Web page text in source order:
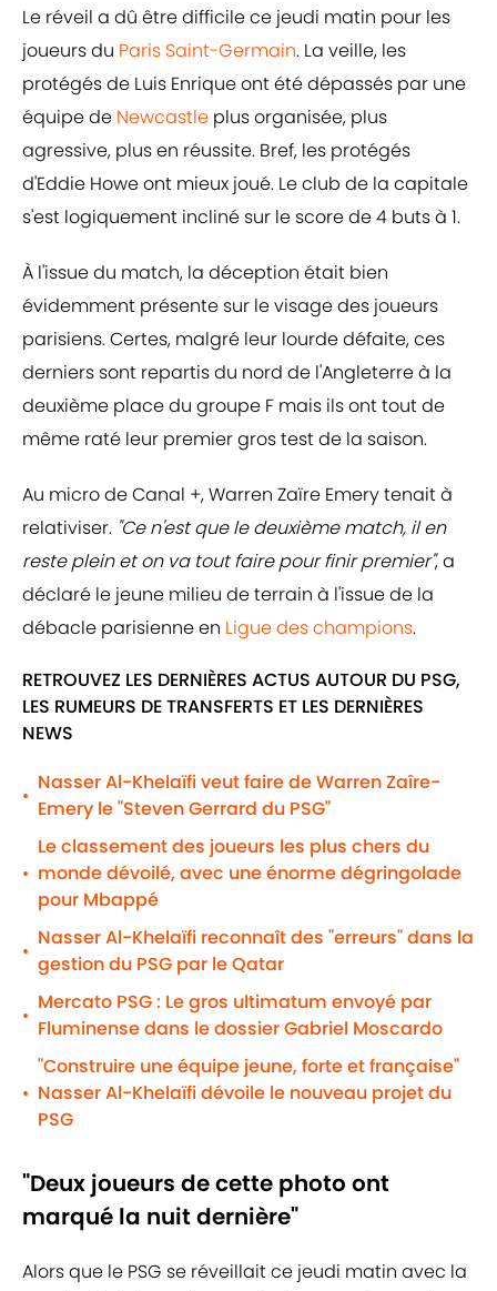
Le réveil a dû être difficile ce jeudi matin pour les
joueurs du Paris Saint-Germain. La veille, les
protégés de Luis Enrique ont été dépassés par une
équipe de Newcastle plus organisée, plus
agressive, plus en réussite. Bref, les protégés
d'Eddie Howe ont mieux joué. Le club de la capitale
s'est logiquement incliné sur le score de 4 buts à 1.
À l'issue du match, la déception était bien
évidemment présente sur le visage des joueurs
parisiens. Certes, malgré leur lourde défaite, ces
derniers sont repartis du nord de l'Angleterre à la
deuxième place du groupe F mais ils ont tout de
même raté leur premier gros test de la saison.
Au micro de Canal +, Warren Zaïre Emery tenait à
relativiser. "Ce n'est que le deuxième match, il en
reste plein et on va tout faire pour finir premier", a
déclaré le jeune milieu de terrain à l'issue de la
débacle parisienne en Ligue des champions.
RETROUVEZ LES DERNIÈRES ACTUS AUTOUR DU PSG,
LES RUMEURS DE TRANSFERTS ET LES DERNIÈRES
NEWS
•
Nasser Al-Khelaïfi veut faire de Warren Zaîre-
Emery le "Steven Gerrard du PSG"
•
Le classement des joueurs les plus chers du
monde dévoilé, avec une énorme dégringolade
pour Mbappé
•
Nasser Al-Khelaïfi reconnaît des "erreurs" dans la
gestion du PSG par le Qatar
•
Mercato PSG : Le gros ultimatum envoyé par
Fluminense dans le dossier Gabriel Moscardo
•
"Construire une équipe jeune, forte et française"
Nasser Al-Khelaïfi dévoile le nouveau projet du
PSG
"Deux joueurs de cette photo ont
marqué la nuit dernière"
Alors que le PSG se réveillait ce jeudi matin avec la